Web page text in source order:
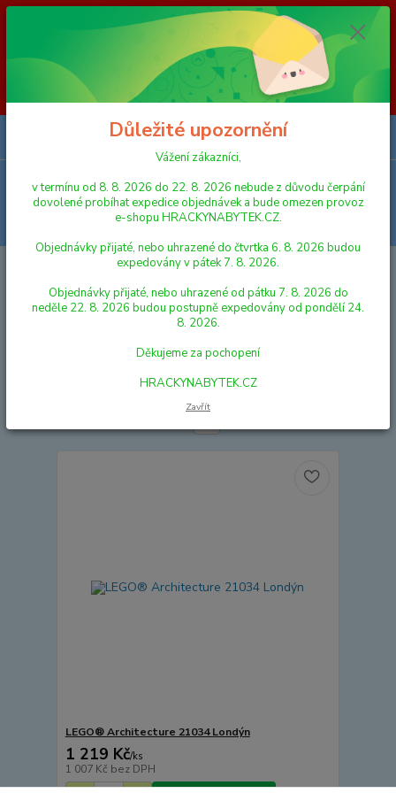
Vážení zákazníci, v termínu od 8. 8. 2026 do 23. 8. 2026 nebude z
důvodu čerpání dovolené probíhat expedice objednávek a bude omezen
provoz e-shopu HRACKYNABYTEK.CZ. Objednávky přijaté, nebo
uhrazené do čtvrtka 6. 8. 2026 budou expedovány v pátek 7. 8. 2026.
Objednávky přijaté, nebo uhrazené od pátku 7. 8. 2026 do neděle 23. 8.
2026 budou postupně expedovány od pondělí 24. 8. 2026. Děkujeme za
pochopení HRACKYNABYTEK.CZ
LEGO® Architecture
LEGO® Architecture
Nejlevnější Nejdražší
Zobrazuji 1-1 z 1
LEGO® Architecture 21034 Londýn
1 219 Kč/ks
1 007 Kč bez DPH
Důležité upozornění
Vážení zákazníci,
v termínu od 8. 8. 2026 do 22. 8. 2026 nebude z důvodu čerpání
dovolené probíhat expedice objednávek a bude omezen provoz
e-shopu HRACKYNABYTEK.CZ.
Objednávky přijaté, nebo uhrazené do čtvrtka 6. 8. 2026 budou
expedovány v pátek 7. 8. 2026.
Objednávky přijaté, nebo uhrazené od pátku 7. 8. 2026 do
neděle 22. 8. 2026 budou postupně expedovány od pondělí 24.
8. 2026.
Děkujeme za pochopení
HRACKYNABYTEK.CZ
Zavřít